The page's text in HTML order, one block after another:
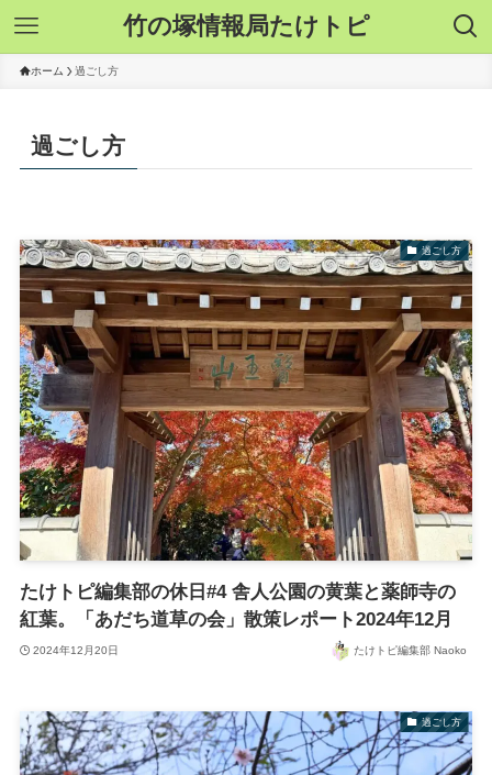
竹の塚情報局たけトピ
ホーム 過ごし方
過ごし方
過ごし方
たけトピ編集部の休日#4 舎人公園の黄葉と薬師寺の
紅葉。「あだち道草の会」散策レポート2024年12月
2024年12月20日 たけトピ編集部 Naoko
過ごし方